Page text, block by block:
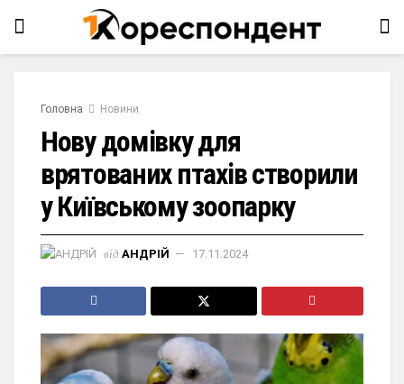
Головна Новини
Нову домівку для
врятованих птахів створили
у Київському зоопарку
від АНДРІЙ 17.11.2024